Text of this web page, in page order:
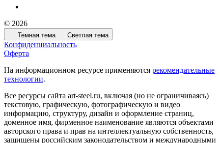
© 2026
Темная тема Светлая тема
Конфиденциальность
Оферта
На информационном ресурсе применяются рекомендательные
технологии.
Все ресурсы сайта art-steel.ru, включая (но не ограничиваясь)
текстовую, графическую, фотографическую и видео
информацию, структуру, дизайн и оформление страниц,
доменное имя, фирменное наименование являются объектами
авторского права и прав на интеллектуальную собственность,
защищены российским законодательством и международными